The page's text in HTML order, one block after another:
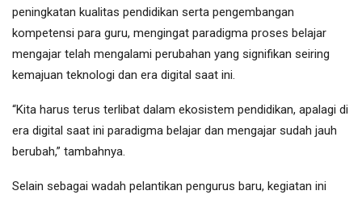
peningkatan kualitas pendidikan serta pengembangan
kompetensi para guru, mengingat paradigma proses belajar
mengajar telah mengalami perubahan yang signifikan seiring
kemajuan teknologi dan era digital saat ini.
“Kita harus terus terlibat dalam ekosistem pendidikan, apalagi di
era digital saat ini paradigma belajar dan mengajar sudah jauh
berubah,” tambahnya.
Selain sebagai wadah pelantikan pengurus baru, kegiatan ini